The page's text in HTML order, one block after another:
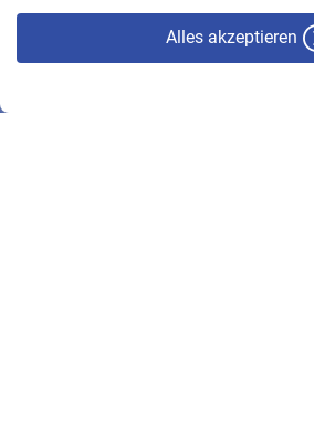
Alles akzeptieren
© VBL 2026